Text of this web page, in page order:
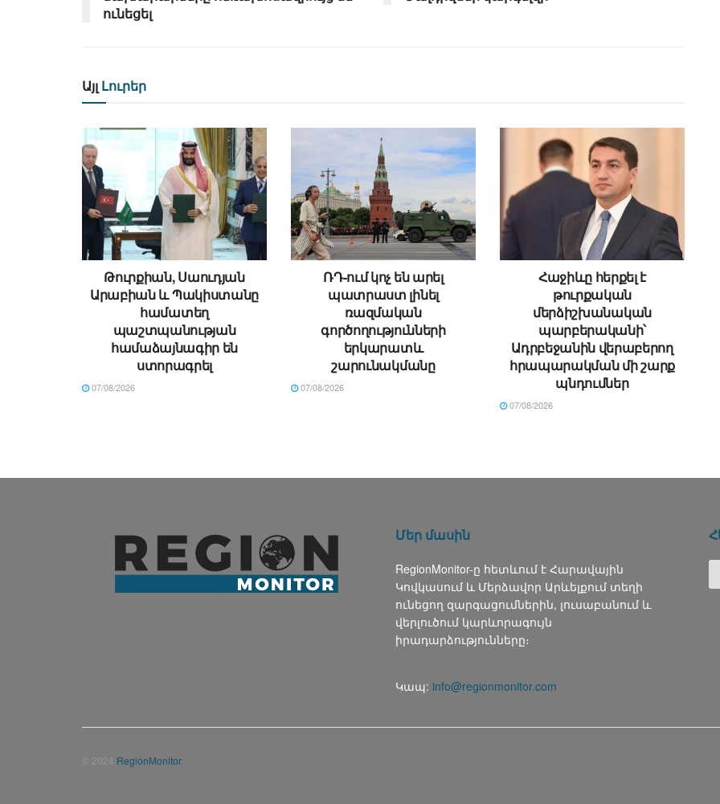
ունեցել
Այլ Լուրեր
Թուրքիան, Սաուդյան
Արաբիան և Պակիստանը
համատեղ
պաշտպանության
համաձայնագիր են
ստորագրել
07/08/2026
ՌԴ-ում կոչ են արել
պատրաստ լինել
ռազմական
գործողությունների
երկարատև
շարունակմանը
07/08/2026
Հաջիևը հերքել է
թուրքական
մերձիշխանական
պարբերականի՝
Ադրբեջանին վերաբերող
հրապարակման մի շարք
պնդումներ
07/08/2026
Մեր մասին
RegionMonitor-ը հետևում է Հարավային
Կովկասում և Մերձավոր Արևելքում տեղի
ունեցող զարգացումներին, լուսաբանում և
վերլուծում կարևորագույն
իրադարձությունները։
Կապ: info@regionmonitor.com
© 2024 RegionMonitor